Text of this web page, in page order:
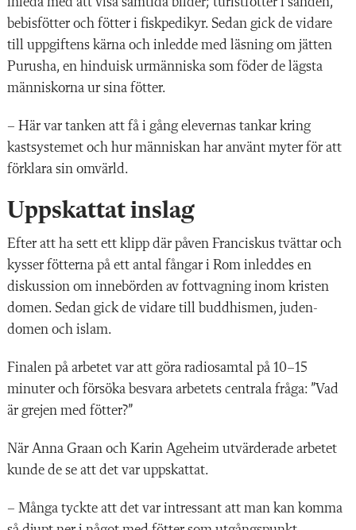
bebisfötter och fötter i fiskpedikyr. Sedan gick de vidare
till uppgiftens kärna och inledde med läsning om jätten
Purusha, en hinduisk urmänniska som föder de lägsta
människorna ur sina fötter.
– Här var tanken att få i gång elevernas tankar kring
kastsystemet och hur människan har använt myter för att
förklara sin omvärld.
Uppskattat inslag
Efter att ha sett ett klipp där påven Franciskus tvättar och
kysser fötterna på ett antal fångar i Rom inleddes en
diskussion om innebörden av fottvagning inom kristen­
domen. Sedan gick de vidare till buddhismen, juden­
domen och islam.
Finalen på arbetet var att göra radio­samtal på 10–15
minuter och försöka besvara arbetets centrala fråga: ”Vad
är grejen med fötter?”
När Anna Graan och Karin Ageheim utvärderade arbetet
kunde de se att det var uppskattat.
– Många tyckte att det var intressant att man kan komma